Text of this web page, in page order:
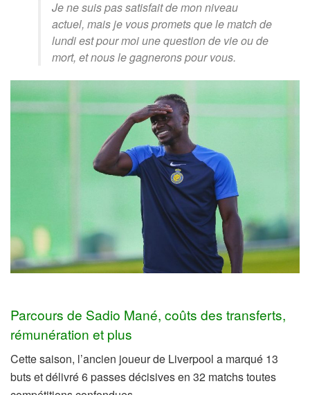
Je ne suis pas satisfait de mon niveau
actuel, mais je vous promets que le match de
lundi est pour moi une question de vie ou de
mort, et nous le gagnerons pour vous.
Parcours de Sadio Mané, coûts des transferts,
rémunération et plus
Cette saison, l’ancien joueur de Liverpool a marqué 13
buts et délivré 6 passes décisives en 32 matchs toutes